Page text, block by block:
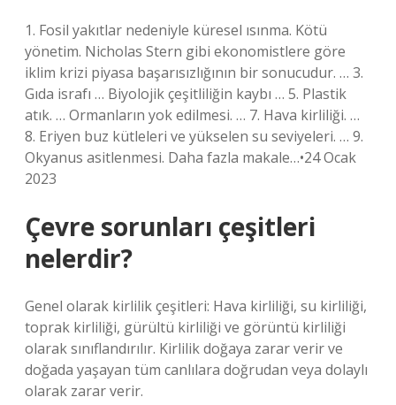
1. Fosil yakıtlar nedeniyle küresel ısınma. Kötü
yönetim. Nicholas Stern gibi ekonomistlere göre
iklim krizi piyasa başarısızlığının bir sonucudur. … 3.
Gıda israfı … Biyolojik çeşitliliğin kaybı … 5. Plastik
atık. … Ormanların yok edilmesi. … 7. Hava kirliliği. …
8. Eriyen buz kütleleri ve yükselen su seviyeleri. … 9.
Okyanus asitlenmesi. Daha fazla makale…•24 Ocak
2023
Çevre sorunları çeşitleri
nelerdir?
Genel olarak kirlilik çeşitleri: Hava kirliliği, su kirliliği,
toprak kirliliği, gürültü kirliliği ve görüntü kirliliği
olarak sınıflandırılır. Kirlilik doğaya zarar verir ve
doğada yaşayan tüm canlılara doğrudan veya dolaylı
olarak zarar verir.